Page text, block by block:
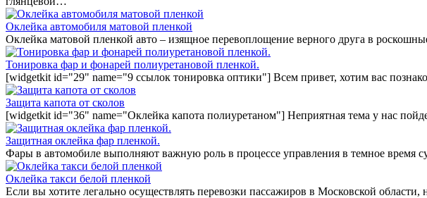
Оклейка автомобиля матовой пленкой
Оклейка матовой пленкой авто – изящное перевоплощение верного друга в
Тонировка фар и фонарей полиуретановой пленкой.
[widgetkit id="29" name="9 ссылок тонировка оптики"] Всем привет, хотим вас
Защита капота от сколов
[widgetkit id="36" name="Оклейка капота полиуретаном"] Неприятная тема у нас
Защитная оклейка фар пленкой.
Фары в автомобиле выполняют важную роль в процессе управления в темное время
Оклейка такси белой пленкой
Если вы хотите легально осуществлять перевозки пассажиров в Московской